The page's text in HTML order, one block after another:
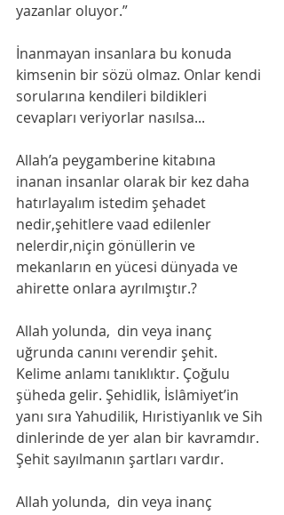
yazanlar oluyor.”
İnanmayan insanlara bu konuda
kimsenin bir sözü olmaz. Onlar kendi
sorularına kendileri bildikleri
cevapları veriyorlar nasılsa...
Allah’a peygamberine kitabına
inanan insanlar olarak bir kez daha
hatırlayalım istedim şehadet
nedir,şehitlere vaad edilenler
nelerdir,niçin gönüllerin ve
mekanların en yücesi dünyada ve
ahirette onlara ayrılmıştır.?
Allah yolunda,  din veya inanç
uğrunda canını verendir şehit.
Kelime anlamı tanıklıktır. Çoğulu
şüheda gelir. Şehidlik, İslâmiyet’in
yanı sıra Yahudilik, Hıristiyanlık ve Sih
dinlerinde de yer alan bir kavramdır.
Şehit sayılmanın şartları vardır.
Allah yolunda,  din veya inanç